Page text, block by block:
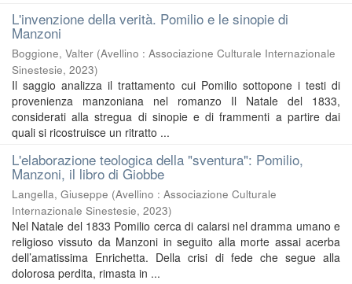
L'invenzione della verità. Pomilio e le sinopie di
Manzoni
Boggione, Valter (Avellino : Associazione Culturale Internazionale
Sinestesie, 2023)
Il saggio analizza il trattamento cui Pomilio sottopone i testi di
provenienza manzoniana nel romanzo Il Natale del 1833,
considerati alla stregua di sinopie e di frammenti a partire dai
quali si ricostruisce un ritratto ...
L'elaborazione teologica della "sventura": Pomilio,
Manzoni, il libro di Giobbe
Langella, Giuseppe (Avellino : Associazione Culturale
Internazionale Sinestesie, 2023)
Nel Natale del 1833 Pomilio cerca di calarsi nel dramma umano e
religioso vissuto da Manzoni in seguito alla morte assai acerba
dell’amatissima Enrichetta. Della crisi di fede che segue alla
dolorosa perdita, rimasta in ...